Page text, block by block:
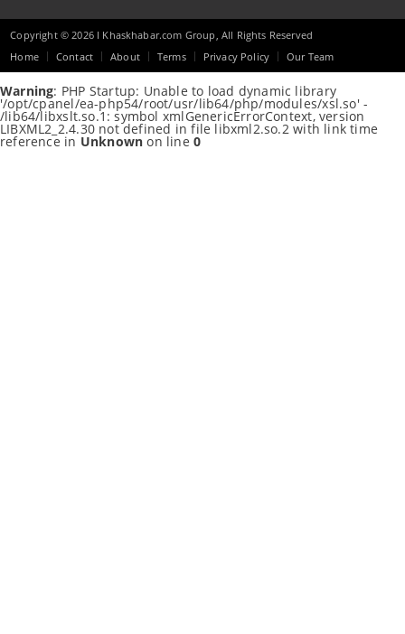
Copyright © 2026 I Khaskhabar.com Group, All Rights Reserved
Home
Contact About Terms Privacy Policy Our Team
Warning: PHP Startup: Unable to load dynamic library
'/opt/cpanel/ea-php54/root/usr/lib64/php/modules/xsl.so' -
/lib64/libxslt.so.1: symbol xmlGenericErrorContext, version
LIBXML2_2.4.30 not defined in file libxml2.so.2 with link time
reference in Unknown on line0